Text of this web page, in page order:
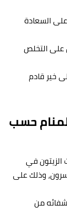
السعادة
على التخلص
خير قادم
حسب
الزيتون في
وذلك على
من